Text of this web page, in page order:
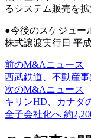
るシステム販売を拡
●今後のスケジュー
株式譲渡実行日 平
前のM&Aニュース
西武鉄道、不動産
次のM&Aニュース
キリンHD、カナダ
全子会社化へ 約